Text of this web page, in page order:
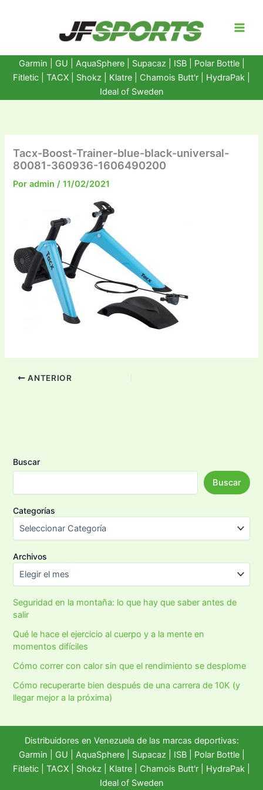
Garmin GU AquaSphere| Supacaz | ISB | Polar Bottle|
Fitletic
TACX Shokz Klatre Chamois Butt'r HydraPak
Ideal of Sweden
Tacx-Boost-Trainer-blue-black-universal-
80081-360936-1606490200
Poradmin/11/02/2021
ANTERIOR
Buscar
Buscar
Categorías
Archivos
Seguridad en la montaña: lo que hay que saber antes de
salir
Qué le hace el ejercicio al cuerpo y a la mente en
momentos difíciles
Cómo correr con calor sin que el rendimiento se desplome
Cómo recuperarte bien después de una carrera de 10K (y
llegar mejor a la próxima)
Distribuidores en Venezuela de las marcas deportivas:
Garmin
GU AquaSphere| Supacaz | ISB | Polar Bottle|
Fitletic
TACX Shokz Klatre Chamois Butt'r HydraPak
Ideal of Sweden